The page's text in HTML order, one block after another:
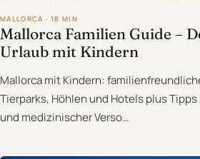
MALLORCA · 18 MIN
Mallorca Familien Guide –
Urlaub mit Kindern
Mallorca mit Kindern:
Tierparks, Höhlen und Hotels plus
und medizinischer Verso…